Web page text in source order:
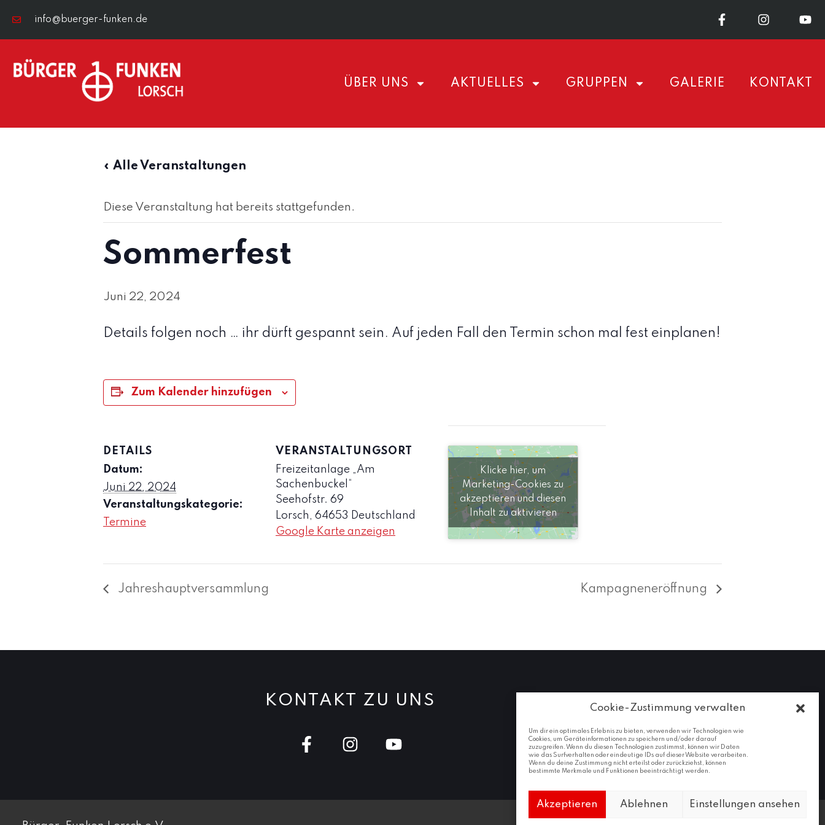
Cookie-Zustimmung verwalten
Um dir ein optimales Erlebnis zu bieten, verwenden wir Technologien wie
Cookies, um Geräteinformationen zu speichern und/oder darauf
zuzugreifen. Wenn du diesen Technologien zustimmst, können wir Daten
wie das Surfverhalten oder eindeutige IDs auf dieser Website verarbeiten.
Wenn du deine Zustimmung nicht erteilst oder zurückziehst, können
bestimmte Merkmale und Funktionen beeinträchtigt werden.
Akzeptieren Ablehnen Einstellungen ansehen
info@buerger-funken.de
ÜBER UNS AKTUELLES GRUPPEN GALERIE KONTAKT
« Alle Veranstaltungen
Diese Veranstaltung hat bereits stattgefunden.
Sommerfest
Juni 22, 2024
Details folgen noch … ihr dürft gespannt sein. Auf jeden Fall den Termin schon mal fest einplanen!
Zum Kalender hinzufügen
DETAILS
Datum:
Juni 22, 2024
Veranstaltungskategorie:
Termine
VERANSTALTUNGSORT
Freizeitanlage „Am
Sachenbuckel“
Seehofstr. 69
Lorsch , 64653 Deutschland
Google Karte anzeigen
Klicke hier, um
Marketing-Cookies zu
akzeptieren und diesen
Inhalt zu aktivieren
Jahreshauptversammlung Kampagneneröffnung
KONTAKT ZU UNS